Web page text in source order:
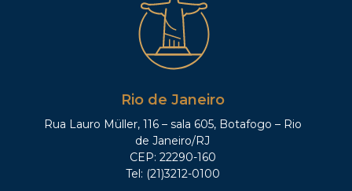
Rio de Janeiro
Rua Lauro Müller, 116 – sala 605, Botafogo – Rio
de Janeiro/RJ
CEP: 22290-160
Tel: (21)3212-0100